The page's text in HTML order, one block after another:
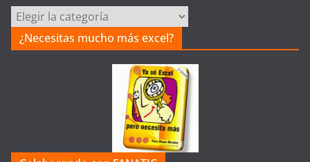
Categorías
de
la
¿Necesitas mucho más excel?